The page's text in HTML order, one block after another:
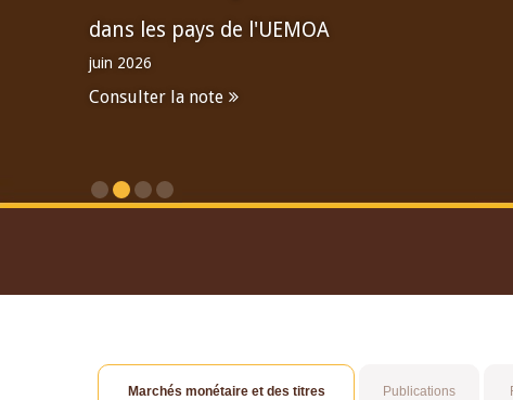
dans les pays de l'UEMOA
juin 2026
Consulter la note
Marchés monétaire et des titres Publications